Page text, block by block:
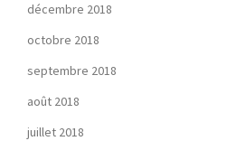
décembre 2018
octobre 2018
septembre 2018
août 2018
juillet 2018